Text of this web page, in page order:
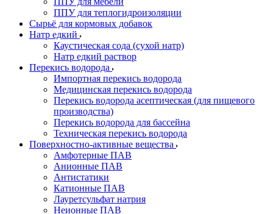
ППУ для теплогидроизоляции
Сырьё для кормовых добавок
Натр едкий
Каустическая сода (сухой натр)
Натр едкий раствор
Перекись водорода
Импортная перекись водорода
Медицинская перекись водорода
Перекись водорода асептическая (для пищевого
производства)
Перекись водорода для бассейна
Техническая перекись водорода
Поверхностно-активные вещества
Амфотерные ПАВ
Анионные ПАВ
Антистатики
Катионные ПАВ
Лауретсульфат натрия
Неионные ПАВ